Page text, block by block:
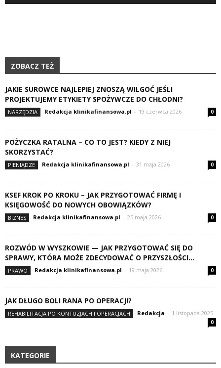
ZOBACZ TEŻ
JAKIE SUROWCE NAJLEPIEJ ZNOSZĄ WILGOĆ JEŚLI
PROJEKTUJEMY ETYKIETY SPOŻYWCZE DO CHŁODNI?
NARZĘDZIA Redakcja klinikafinansowa.pl - 19 czerwca 2026 0
POŻYCZKA RATALNA – CO TO JEST? KIEDY Z NIEJ
SKORZYSTAĆ?
PIENIĄDZE Redakcja klinikafinansowa.pl - 31 maja 2026 0
KSEF KROK PO KROKU – JAK PRZYGOTOWAĆ FIRMĘ I
KSIĘGOWOŚĆ DO NOWYCH OBOWIĄZKÓW?
BIZNES Redakcja klinikafinansowa.pl - 25 maja 2026 0
ROZWÓD W WYSZKOWIE — JAK PRZYGOTOWAĆ SIĘ DO
SPRAWY, KTÓRA MOŻE ZDECYDOWAĆ O PRZYSZŁOŚCI...
PRAWO Redakcja klinikafinansowa.pl - 19 maja 2026 0
JAK DŁUGO BOLI RANA PO OPERACJI?
REHABILITACJA PO KONTUZJACH I OPERACJACH Redakcja - 1 listopada 2025
0
KATEGORIE